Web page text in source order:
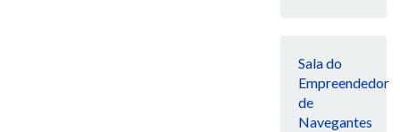
Sala do
Empreendedor
de
Navegantes